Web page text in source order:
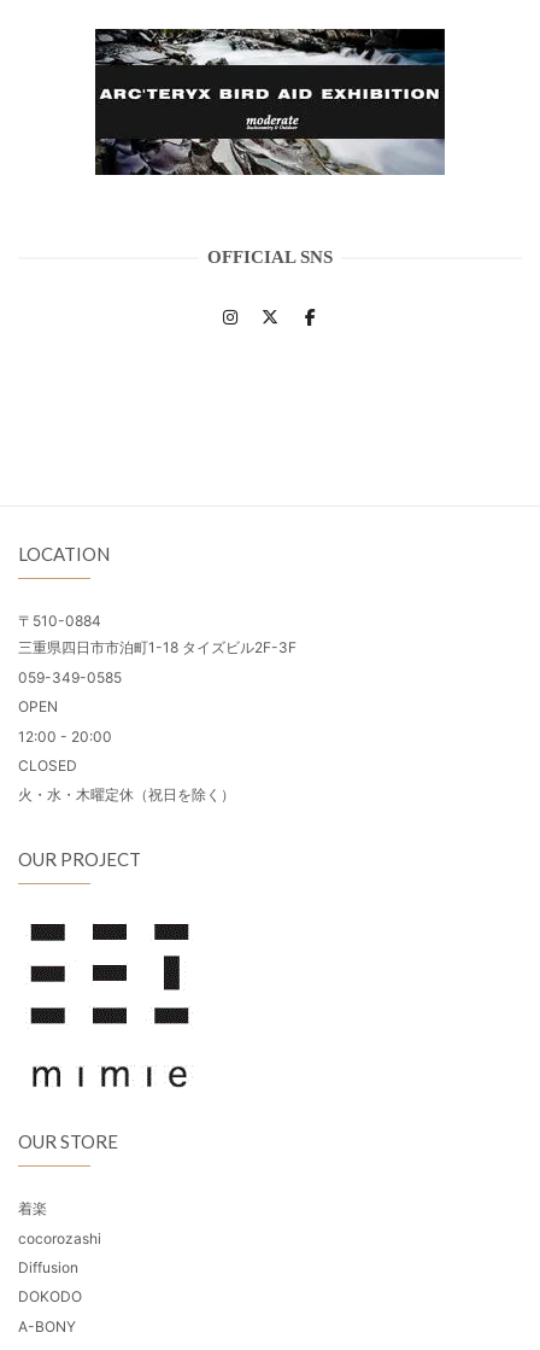
OFFICIAL SNS
LOCATION
〒510-0884
三重県四日市市泊町1-18 タイズビル2F-3F
059-349-0585
OPEN
12:00 - 20:00
CLOSED
火・水・木曜定休（祝日を除く）
OUR PROJECT
OUR STORE
着楽
cocorozashi
Diffusion
DOKODO
A-BONY